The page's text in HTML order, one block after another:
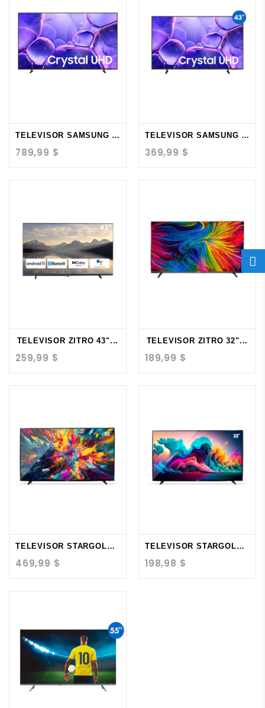
TELEVISOR SAMSUNG 43"...
789,99 $
TELEVISOR SAMSUNG 43"...
369,99 $
TELEVISOR ZITRO 43"...
259,99 $
TELEVISOR ZITRO 32"...
189,99 $
TELEVISOR STARGOLD 55"...
469,99 $
TELEVISOR STARGOLD 32"...
198,98 $